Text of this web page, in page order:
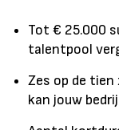
Tot € 25.000
talentpool
Zes op de tien
kan jouw